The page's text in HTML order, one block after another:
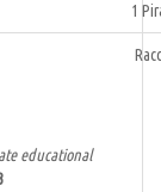
1
educational